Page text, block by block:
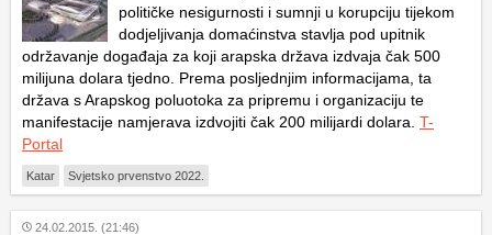
političke nesigurnosti i sumnji u korupciju tijekom
dodjeljivanja domaćinstva stavlja pod upitnik
održavanje događaja za koji arapska država izdvaja čak 500
milijuna dolara tjedno. Prema posljednjim informacijama, ta
država s Arapskog poluotoka za pripremu i organizaciju te
manifestacije namjerava izdvojiti čak 200 milijardi dolara. T-
Portal
Katar Svjetsko prvenstvo 2022.
24.02.2015. (21:46)